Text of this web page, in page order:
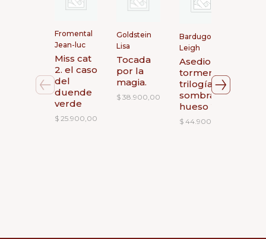
Fromental
Jean-luc
Miss cat
2. el caso
del
duende
verde
$ 25.900,00
Goldstein
Lisa
Tocada
por la
magia.
$ 38.900,00
Bardugo
Leigh
Asedio y
tormenta.
trilogía
sombra y
hueso 2
$ 44.900,00